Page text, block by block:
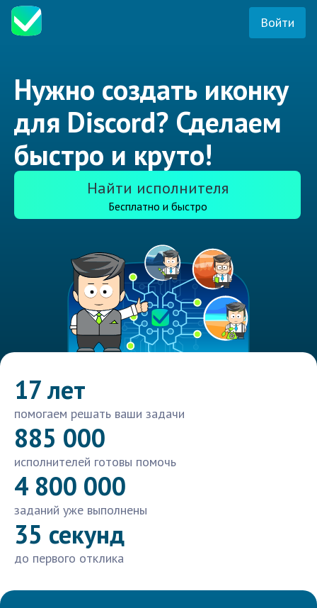
Войти
Нужно создать иконку
для Discord? Сделаем
быстро и круто!
Найти исполнителя
Бесплатно и быстро
17 лет
помогаем решать ваши задачи
885 000
исполнителей готовы помочь
4 800 000
заданий уже выполнены
35 секунд
до первого отклика